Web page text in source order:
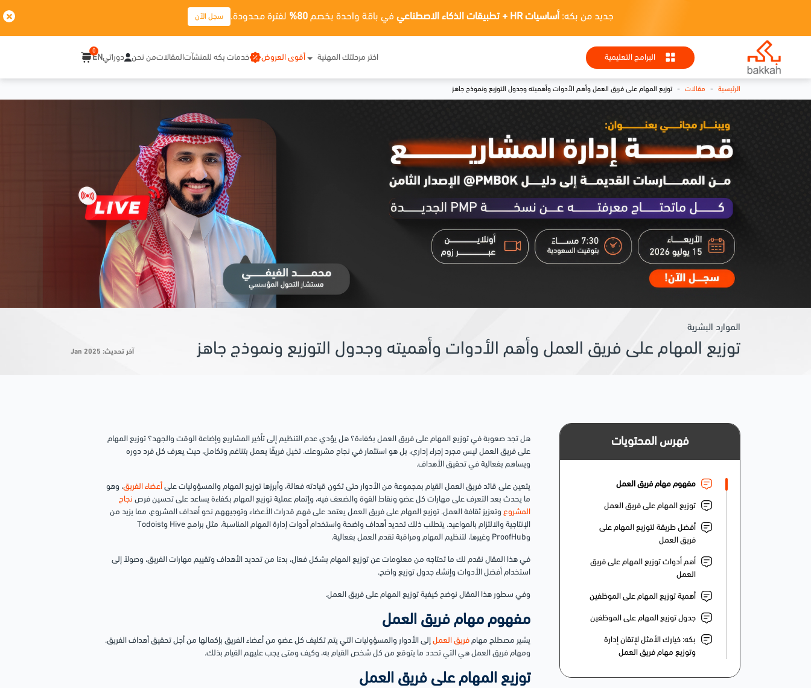
جديد من بكه: أساسيات HR + تطبيقات الذكاء الاصطناعي في باقة واحدة بخصم 80% لفترة محدودة. سجل الآن
البرامج التعليمية اختر مرحلتك المهنية أقوى العروض خدمات بكه للمنشآتالمقالاتمن نحن دوراتيEN
0
الرئيسية - مقالات - توزيع المهام على فريق العمل وأهم الأدوات وأهميته وجدول التوزيع ونموذج جاهز
الموارد البشرية
توزيع المهام على فريق العمل وأهم الأدوات وأهميته وجدول التوزيع ونموذج جاهز آخر تحديث: Jan 2025
فهرس المحتويات
مفهوم مهام فريق العمل
توزيع المهام على فريق العمل
أفضل طريقة لتوزيع المهام على
فريق العمل
أهم أدوات توزيع المهام على فريق
العمل
أهمية توزيع المهام على الموظفين
جدول توزيع المهام على الموظفين
بكه: خيارك الأمثل لإتقان إدارة
وتوزيع مهام فريق العمل
هل تجد صعوبة في توزيع المهام على فريق العمل بكفاءة؟ هل يؤدي عدم التنظيم إلى تأخير المشاريع وإضاعة الوقت والجهد؟ توزيع المهام
على فريق العمل ليس مجرد إجراء إداري، بل هو استثمار في نجاح مشروعك. تخيل فريقًا يعمل بتناغم وتكامل، حيث يعرف كل فرد دوره
ويساهم بفعالية في تحقيق الأهداف.
يتعين على قائد فريق العمل القيام بمجموعة من الأدوار حتى تكون قيادته فعالة، وأبرزها توزيع المهام والمسؤوليات على أعضاء الفريق، وهو
ما يحدث بعد التعرف على مهارات كل عضو ونقاط القوة والضعف فيه، وإتمام عملية توزيع المهام بكفاءة يساعد على تحسين فرص نجاح
المشروع وتعزيز ثقافة العمل. توزيع المهام على فريق العمل يعتمد على فهم قدرات الأعضاء وتوجيههم نحو أهداف المشروع، مما يزيد من
الإنتاجية والالتزام بالمواعيد. يتطلب ذلك تحديد أهداف واضحة واستخدام أدوات إدارة المهام المناسبة، مثل برامج Hive وTodoist
وProofHub وغيرها، لتنظيم المهام ومراقبة تقدم العمل بفعالية.
في هذا المقال نقدم لك ما تحتاجه من معلومات عن توزيع المهام بشكل فعال، بدءًا من تحديد الأهداف وتقييم مهارات الفريق، وصولاً إلى
استخدام أفضل الأدوات وإنشاء جدول توزيع واضح.
وفي سطور هذا المقال نوضح كيفية توزيع المهام على فريق العمل.
مفهوم مهام فريق العمل
يشير مصطلح مهام فريق العمل إلى الأدوار والمسؤوليات التي يتم تكليف كل عضو من أعضاء الفريق بإكمالها من أجل تحقيق أهداف الفريق.
ومهام فريق العمل هي التي تحدد ما يتوقع من كل شخص القيام به، وكيف ومتى يجب عليهم القيام بذلك.
توزيع المهام على فريق العمل